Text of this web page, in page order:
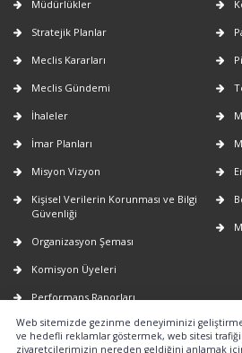
Web sitemizde gezinme deneyiminizi
ve hedefli reklamlar göstermek, web sitesi
ziyaretçilerimizin nereden geldiğini anlamak
Müdürlükler
Stratejik Planlar
Meclis Kararları
Meclis Gündemi
İhaleler
İmar Planları
Misyon Vizyon
Kişisel Verilerin Korunması ve Bilgi
Güvenliği
Organizasyon Şeması
Komisyon Üyeleri
Performans Raporları
Faaliyet Raporları